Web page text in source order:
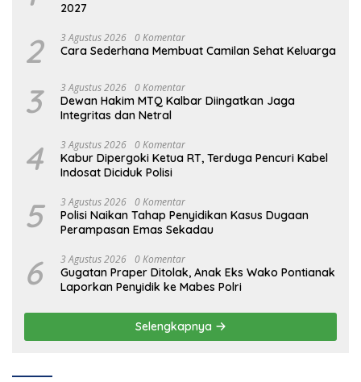
2027
2 3 Agustus 2026 0 Komentar
Cara Sederhana Membuat Camilan Sehat Keluarga
3 3 Agustus 2026 0 Komentar
Dewan Hakim MTQ Kalbar Diingatkan Jaga
Integritas dan Netral
4 3 Agustus 2026 0 Komentar
Kabur Dipergoki Ketua RT, Terduga Pencuri Kabel
Indosat Diciduk Polisi
5 3 Agustus 2026 0 Komentar
Polisi Naikan Tahap Penyidikan Kasus Dugaan
Perampasan Emas Sekadau
6 3 Agustus 2026 0 Komentar
Gugatan Praper Ditolak, Anak Eks Wako Pontianak
Laporkan Penyidik ke Mabes Polri
Selengkapnya